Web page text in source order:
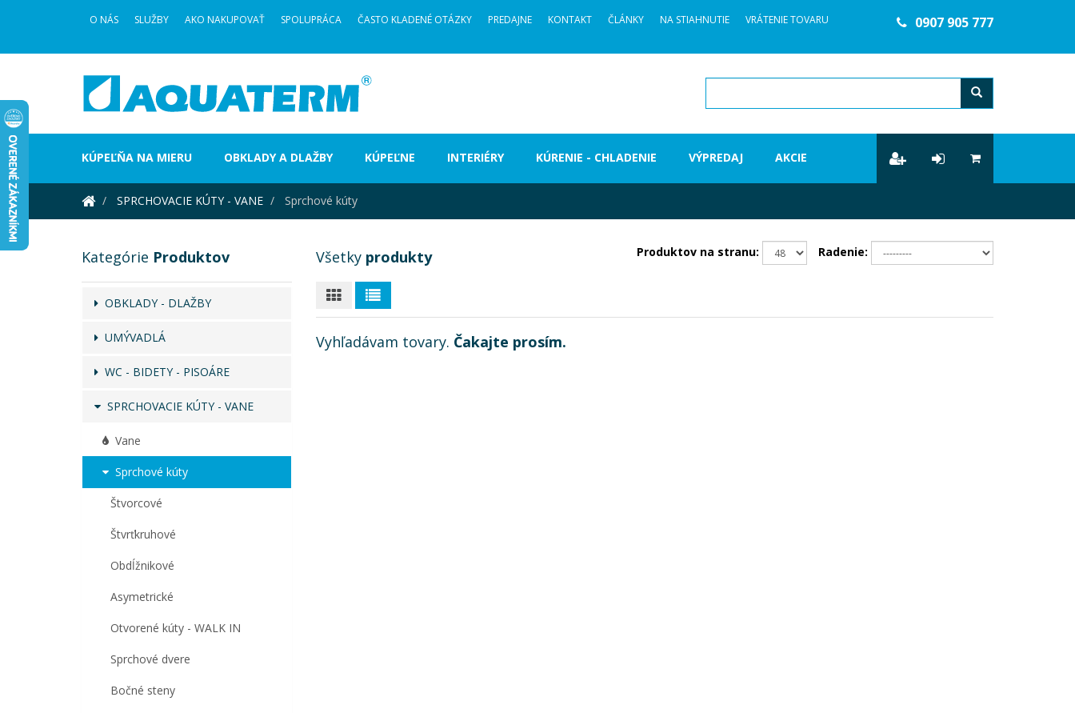
O NÁS SLUŽBY AKO NAKUPOVAŤ SPOLUPRÁCA ČASTO KLADENÉ OTÁZKY PREDAJNE KONTAKT ČLÁNKY NA STIAHNUTIE VRÁTENIE TOVARU 0907 905 777
KÚPEĽŇA NA MIERU OBKLADY A DLAŽBY KÚPEĽNE INTERIÉRY KÚRENIE - CHLADENIE VÝPREDAJ AKCIE
SPRCHOVACIE KÚTY - VANE Sprchové kúty
Kategórie Produktov
OBKLADY - DLAŽBY
UMÝVADLÁ
WC - BIDETY - PISOÁRE
SPRCHOVACIE KÚTY - VANE
Vane
Sprchové kúty
Štvorcové
Štvrťkruhové
Obdĺžnikové
Asymetrické
Otvorené kúty - WALK IN
Sprchové dvere
Bočné steny
Všetkyprodukty Produktov na stranu: Radenie:
Vyhľadávam tovary. Čakajte prosím.